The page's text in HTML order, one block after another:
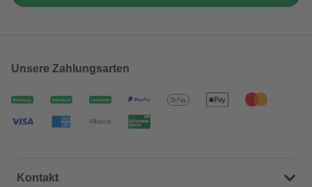
Unsere Zahlungsarten
Kontakt